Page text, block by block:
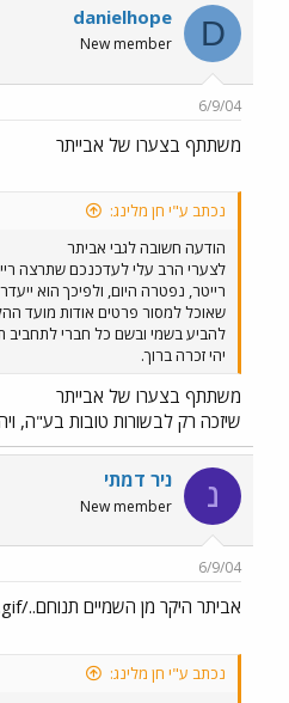
D
danielhope
New member
6/9/04
משתתף בצערו של אבייתר
נכתב ע"י חן מלינג:
הודעה חשובה לגבי אביתר
לצערי הרב עלי לעדכנכם שתרצה
רייטר, נפטרה היום, ולפיכך הוא
שאוכל למסור פרטים אודות מועד
להביע בשמי ובשם כל חברי לתחביב
יהי זכרה ברוך.
משתתף בצערו של אבייתר
שיזכה רק לבשורות טובות בע"ה,
נ ניר דמתי
New member
6/9/04
אביתר היקר מן השמיים תנוחם../images/Emo16.gif
נכתב ע"י חן מלינג: